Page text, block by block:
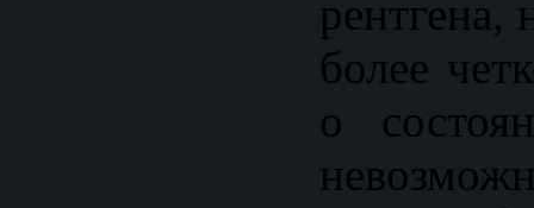
рентгена,
более
о